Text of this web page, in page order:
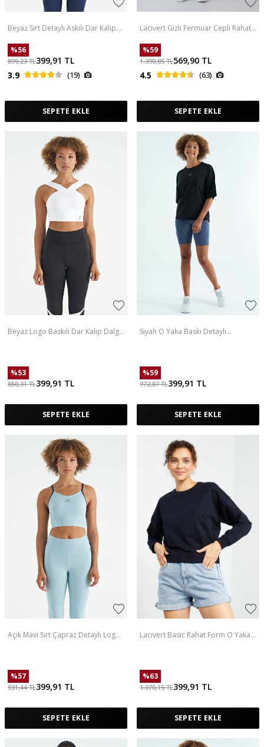
Beyaz Sırt Detaylı Askılı Dar Kalıp
%56
899,23TL399,91 TL
3.9
(19)
SEPETE EKLE
Lacivert Gizli Fermuar Cepli Rahat
Alt - 94148
%59
1.390,85TL569,90 TL
4.5
(63)
SEPETE EKLE
Beyaz Logo Baskılı Dar Kalıp Dalgıç
%53
850,31TL399,91 TL
SEPETE EKLE
Siyah O Yaka Baskı Detaylı
%59
972,87TL399,91 TL
SEPETE EKLE
Açık Mavi Sırt Çapraz Detaylı Logo
%57
931,44TL399,91 TL
SEPETE EKLE
Lacivert Basic Rahat Form O Yaka
%63
1.070,15TL399,91 TL
SEPETE EKLE